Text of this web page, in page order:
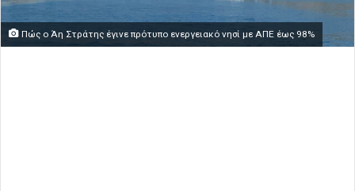
Πώς ο Άη Στράτης έγινε πρότυπο ενεργειακό νησί με ΑΠΕ έως 98%